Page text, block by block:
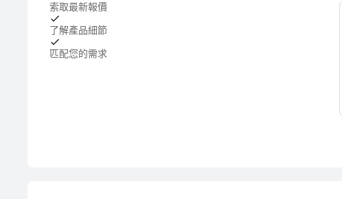
索取最新報價
了解產品細節
匹配您的需求